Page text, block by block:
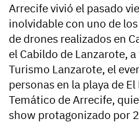
Arrecife vivió el pasado
inolvidable con uno de
de drones realizados en
el Cabildo de Lanzarote, a
Turismo Lanzarote, el
personas en la playa de
Temático de Arrecife,
show protagonizado por